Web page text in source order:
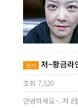
인기 저~황금
조회 7,520
안녕하세요~..저 8